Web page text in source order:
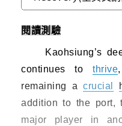
閱讀測驗
Kaohsiung’s
continues tothrive
remaining acrucial
addition to the
major player in